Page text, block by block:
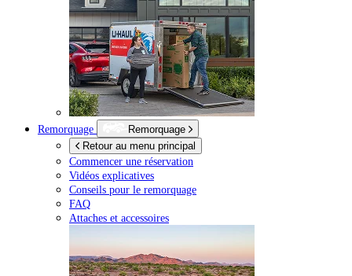
Remorquage
Remorquage
Retour au menu principal
Commencer une réservation
Vidéos explicatives
Conseils pour le remorquage
FAQ
Attaches et accessoires